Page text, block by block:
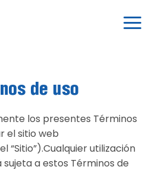
de uso
los presentes Términos
el sitio web
“Sitio”).Cualquier utilización
a estos Términos de